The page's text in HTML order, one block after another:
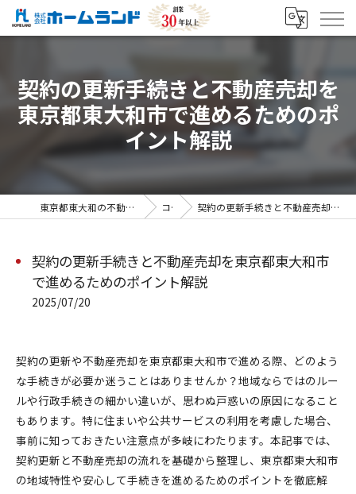
契約の更新手続きと不動産売却を
東京都東大和市で進めるためのポ
イント解説
東京都東大和の不動産売却なら株式会社ホームランド コラム 契約の更新手続きと不動産売却を東京都東大和市で進めるためのポイント解説
契約の更新手続きと不動産売却を東京都東大和市
で進めるためのポイント解説
2025/07/20
契約の更新や不動産売却を東京都東大和市で進める際、どのよう
な手続きが必要か迷うことはありませんか？地域ならではのルー
ルや行政手続きの細かい違いが、思わぬ戸惑いの原因になること
もあります。特に住まいや公共サービスの利用を考慮した場合、
事前に知っておきたい注意点が多岐にわたります。本記事では、
契約更新と不動産売却の流れを基礎から整理し、東京都東大和市
の地域特性や安心して手続きを進めるためのポイントを徹底解